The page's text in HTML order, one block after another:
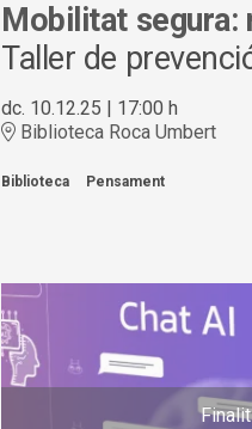
Mobilitat
Taller de
dc. 10.12.25
17:00 h
Biblioteca Roca Umbert
Biblioteca Pensament